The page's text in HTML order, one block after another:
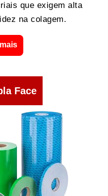
que exigem alta
na colagem.
Face